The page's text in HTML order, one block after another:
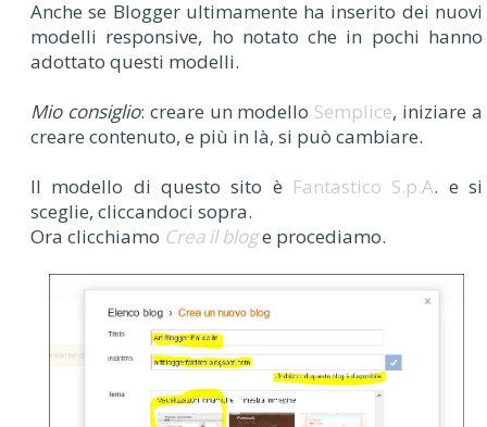
Anche se Blogger ultimamente ha inserito dei nuovi
modelli responsive, ho notato che in pochi hanno
adottato questi modelli.
Mio consiglio: creare un modello Semplice, iniziare a
creare contenuto, e più in là, si può cambiare.
Il modello di questo sito è Fantastico S.p.A. e si
sceglie, cliccandoci sopra.
Ora clicchiamo Crea il bloge procediamo.